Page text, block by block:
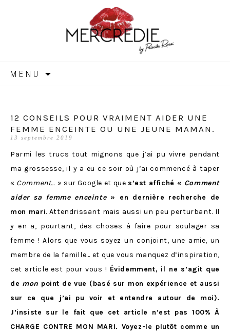
MERCREDIE
MENU
12 CONSEILS POUR VRAIMENT AIDER UNE
FEMME ENCEINTE OU UNE JEUNE MAMAN.
13 septembre 2019
Parmi les trucs tout mignons que j’ai pu vivre pendant
ma grossesse, il y a eu ce soir où j’ai commencé à taper
« Comment… » sur Google et que s’est affiché « Comment
aider sa femme enceinte» en dernière recherche de
mon mari. Attendrissant mais aussi un peu perturbant. Il
y en a, pourtant, des choses à faire pour soulager sa
femme ! Alors que vous soyez un conjoint, une amie, un
membre de la famille… et que vous manquez d’inspiration,
cet article est pour vous ! Évidemment, il ne s’agit que
de mon point de vue (basé sur mon expérience et aussi
sur ce que j’ai pu voir et entendre autour de moi).
J’insiste sur le fait que cet article n’est pas 100% À
CHARGE CONTRE MON MARI. Voyez-le plutôt comme un